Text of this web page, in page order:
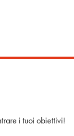
i tuoi obiettivi!